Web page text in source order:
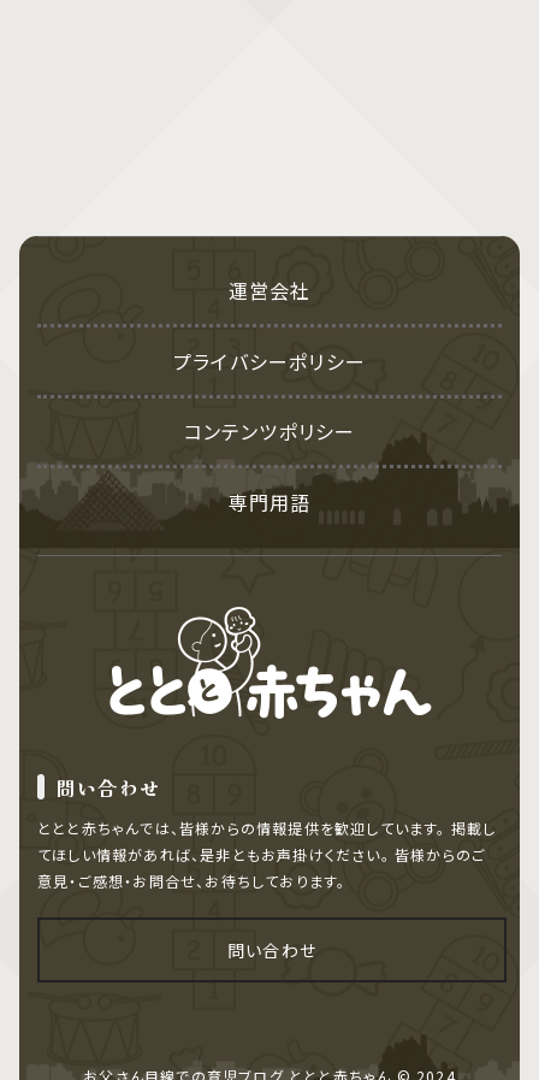
運営会社
プライバシーポリシー
コンテンツポリシー
専門用語
問い合わせ
ととと赤ちゃんでは、皆様からの情報提供を歓迎しています。 掲載し
てほしい情報があれば、是非ともお声掛けください。 皆様からのご
意見・ご感想・お問合せ、お待ちしております。
問い合わせ
お父さん目線での育児ブログ ととと赤ちゃん © 2024